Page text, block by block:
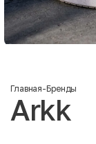
Главная-Бренды
Arkk